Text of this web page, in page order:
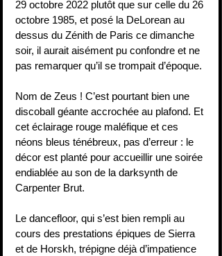
29 octobre 2022 plutôt que sur celle du 26
octobre 1985, et posé la DeLorean au
dessus du Zénith de Paris ce dimanche
soir, il aurait aisément pu confondre et ne
pas remarquer qu’il se trompait d’époque.
Nom de Zeus ! C’est pourtant bien une
discoball géante accrochée au plafond. Et
cet éclairage rouge maléfique et ces
néons bleus ténébreux, pas d’erreur : le
décor est planté pour accueillir une soirée
endiablée au son de la darksynth de
Carpenter Brut.
Le dancefloor, qui s’est bien rempli au
cours des prestations épiques de Sierra
et de Horskh, trépigne déjà d’impatience